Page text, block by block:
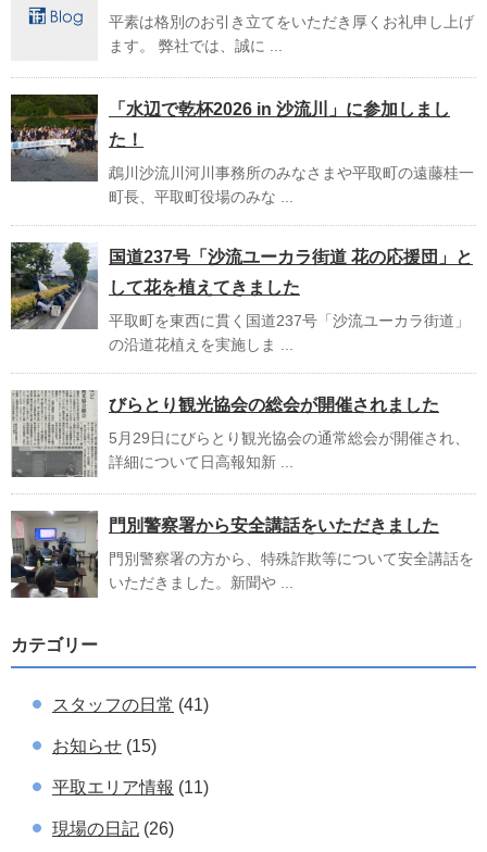
平素は格別のお引き立てをいただき厚くお礼申し上げ
ます。 弊社では、誠に ...
「水辺で乾杯2026 in 沙流川」に参加しまし
た！
鵡川沙流川河川事務所のみなさまや平取町の遠藤桂一
町長、平取町役場のみな ...
国道237号「沙流ユーカラ街道 花の応援団」と
して花を植えてきました
平取町を東西に貫く国道237号「沙流ユーカラ街道」
の沿道花植えを実施しま ...
びらとり観光協会の総会が開催されました
5月29日にびらとり観光協会の通常総会が開催され、
詳細について日高報知新 ...
門別警察署から安全講話をいただきました
門別警察署の方から、特殊詐欺等について安全講話を
いただきました。新聞や ...
カテゴリー
スタッフの日常 (41)
お知らせ (15)
平取エリア情報 (11)
現場の日記 (26)